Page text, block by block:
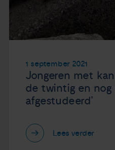
Agenda
Over ons
Zorgverleners
Contact
1 september 2021
Jongeren met
de twintig en
afgestudeerd’
Lees verder